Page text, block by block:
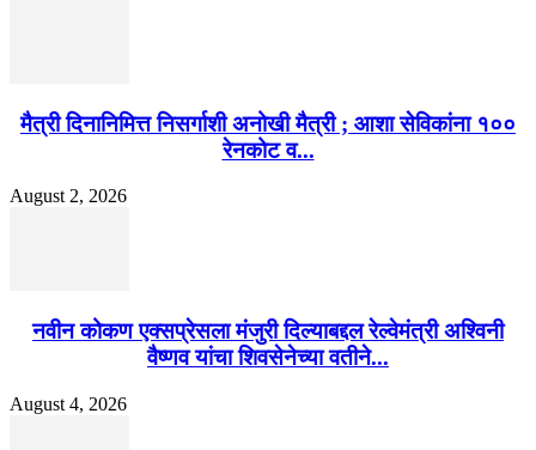
मैत्री दिनानिमित्त निसर्गाशी अनोखी मैत्री ; आशा सेविकांना १००
रेनकोट व...
August 2, 2026
नवीन कोकण एक्सप्रेसला मंजुरी दिल्याबद्दल रेल्वेमंत्री अश्विनी
वैष्णव यांचा शिवसेनेच्या वतीने...
August 4, 2026